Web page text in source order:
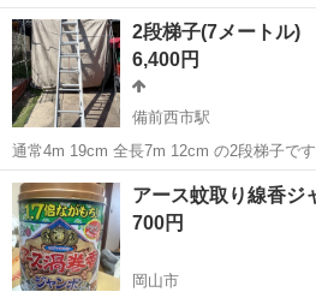
《お仕事No.NS0089》 お仕事について 車の組立作業です。専用レール
に乗って流れてくる車の骨組みに、車内外
り・ドア・シートなどの各...
岡山 倉敷市 水島駅 その他
2段梯子(7メートル)
6,400円
備前西市駅
通常4m 19cm 全長7m 12cm の2段梯子です。 まだまだ充分使えま
す。 宜しくお願い致します🙇
岡山 岡山市 備前西市駅 その他
アース蚊取り線香ジ
700円
岡山市